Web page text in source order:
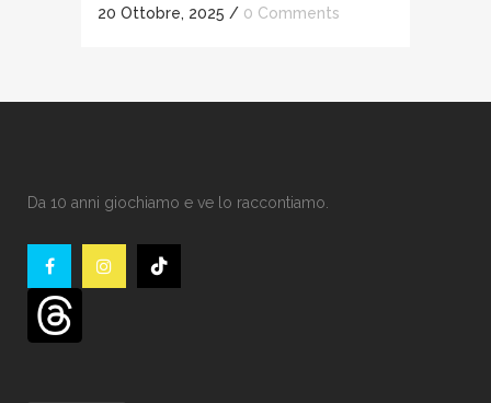
20 Ottobre, 2025 / 0 Comments
Da 10 anni giochiamo e ve lo raccontiamo.